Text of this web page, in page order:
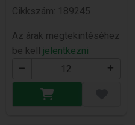
Cikkszám: 189245
Az árak megtekintéséhez
be kell jelentkezni